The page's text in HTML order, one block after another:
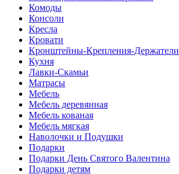
Комоды
Консоли
Кресла
Кровати
Кронштейны-Крепления-Держатели
Кухня
Лавки-Скамьи
Матрасы
Мебель
Мебель деревянная
Мебель кованая
Мебель мягкая
Наволочки и Подушки
Подарки
Подарки День Святого Валентина
Подарки детям